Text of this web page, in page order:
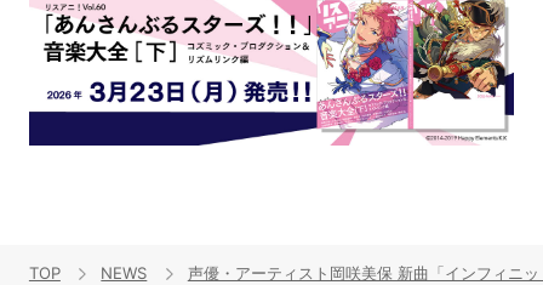
TOP NEWS 声優・アーティスト岡咲美保 新曲「インフィニ